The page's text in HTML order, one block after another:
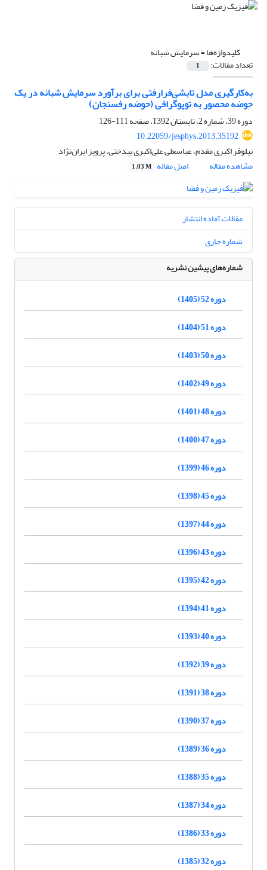
کلیدواژه‌ها =سرمایش شبانه
تعداد مقالات: 1
به‌‌کارگیری مدل تابشی‌فرارفتی برای برآورد سرمایش شبانه در یک
حوضه محصور به توپوگرافی (حوضه رفسنجان)
دوره 39، شماره 2، تابستان 1392، صفحه
111-126
10.22059/jesphys.2013.35192
نیلوفر اکبری مقدم، عباسعلی علی‌اکبری بیدختی، پرویز ایران‌نژاد
مشاهده مقاله
اصل مقاله 1.03 M
مقالات آماده انتشار
شماره جاری
شماره‌های پیشین نشریه
دوره 52 (1405)
دوره 51 (1404)
دوره 50 (1403)
دوره 49 (1402)
دوره 48 (1401)
دوره 47 (1400)
دوره 46 (1399)
دوره 45 (1398)
دوره 44 (1397)
دوره 43 (1396)
دوره 42 (1395)
دوره 41 (1394)
دوره 40 (1393)
دوره 39 (1392)
دوره 38 (1391)
دوره 37 (1390)
دوره 36 (1389)
دوره 35 (1388)
دوره 34 (1387)
دوره 33 (1386)
دوره 32 (1385)